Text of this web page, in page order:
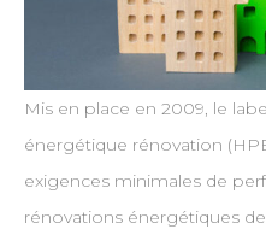
Mis en place en 2009, le
énergétique rénovation
exigences minimales de
rénovations énergétiques